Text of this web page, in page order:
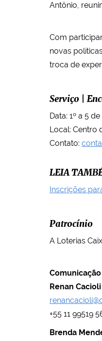
Antônio,
Com
novas
troca de
Serviço |
Data: 1º a 5
Local: Centro
Contato:
LEIA
Inscrições
Patrocínio
A Loterias
Comunicação
Renan Cacioli
+55 11 99519
Brenda